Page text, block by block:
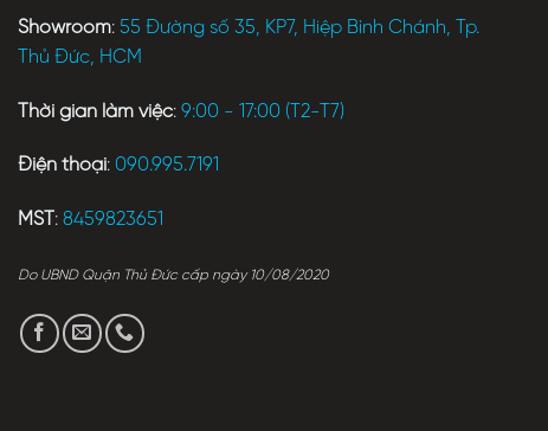
Showroom: 55 Đường số 35, KP7, Hiệp Bình Chánh, Tp.
Thủ Đức, HCM
Thời gian làm việc: 9:00 - 17:00 (T2-T7)
Điện thoại: 090.995.7191
MST : 8459823651
Do UBND Quận Thủ Đức cấp ngày 10/08/2020